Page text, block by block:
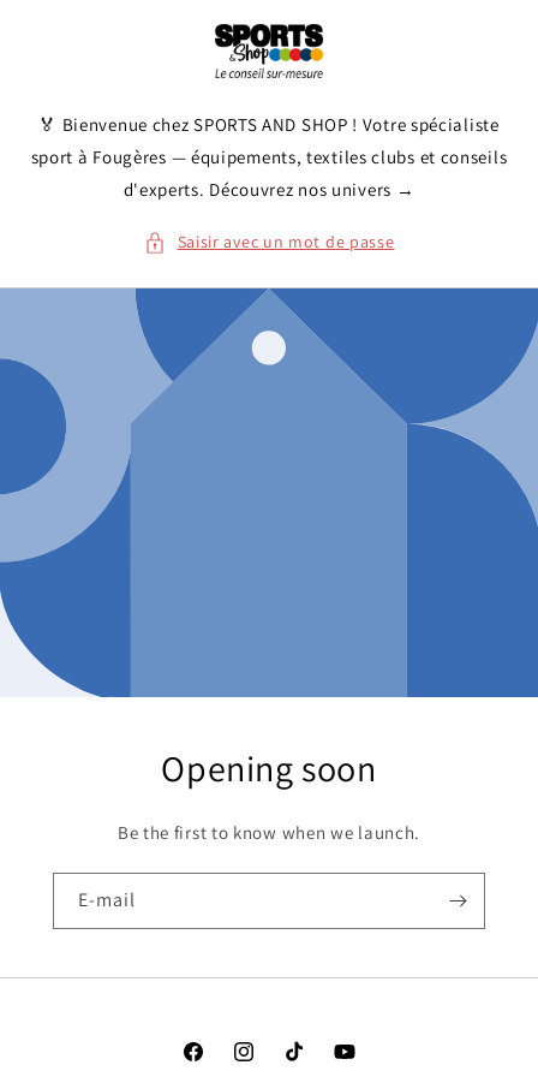
🏅 Bienvenue chez SPORTS AND SHOP ! Votre spécialiste
sport à Fougères — équipements, textiles clubs et conseils
d'experts. Découvrez nos univers →
Saisir avec un mot de passe
Opening soon
Be the first to know when we launch.
E-mail
FacebookInstagramTikTok YouTube